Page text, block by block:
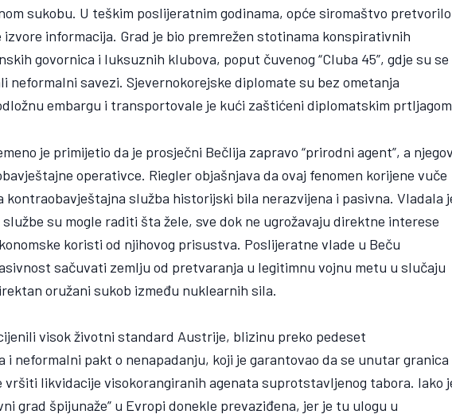
sukobu. U teškim poslijeratnim godinama, opće siromaštvo pretvorilo
izvore informacija. Grad je bio premrežen stotinama konspirativnih
govornica i luksuznih klubova, poput čuvenog “Cluba 45”, gdje su se
neformalni savezi. Sjevernokorejske diplomate su bez ometanja
embargu i transportovale je kući zaštićeni diplomatskim
je primijetio da je prosječni Bečlija zapravo “prirodni agent”, a
operativce. Riegler objašnjava da ovaj fenomen korijene vuče
kontraobavještajna služba historijski bila nerazvijena i pasivna. Vladala
su mogle raditi šta žele, sve dok ne ugrožavaju direktne interese
koristi od njihovog prisustva. Poslijeratne vlade u Beču
sačuvati zemlju od pretvaranja u legitimnu vojnu metu u slučaju
oružani sukob između nuklearnih sila.
visok životni standard Austrije, blizinu preko pedeset
i neformalni pakt o nenapadanju, koji je garantovao da se unutar granica
vršiti likvidacije visokorangiranih agenata suprotstavljenog tabora. Iako
grad špijunaže” u Evropi donekle prevaziđena, jer je tu ulogu u